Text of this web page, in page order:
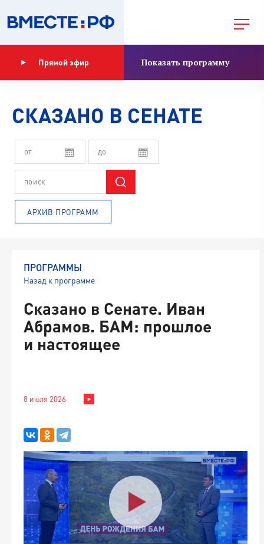
Прямой эфир Показать программу
СКАЗАНО В СЕНАТЕ
АРХИВ ПРОГРАММ
ПРОГРАММЫ
Назад к программе
Сказано в Сенате. Иван
Абрамов. БАМ: прошлое
и настоящее
8 июля 2026